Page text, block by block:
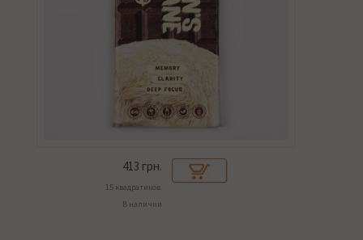
413 грн.
15 квадратиков.
В наличии